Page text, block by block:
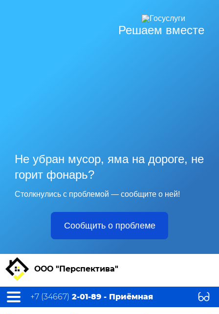
Решаем вместе
Не убран мусор, яма на дороге, не
горит фонарь?
Столкнулись с проблемой — сообщите о ней!
Сообщить о проблеме
ООО "Перспектива"
+7 (34667) 2-01-89 - Приёмная